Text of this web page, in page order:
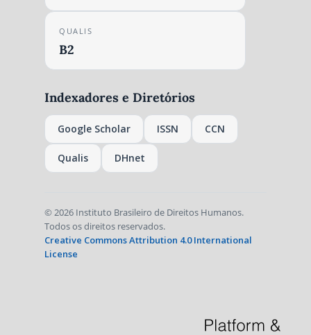
QUALIS
B2
Indexadores e Diretórios
Google Scholar ISSN CCN
Qualis DHnet
© 2026 Instituto Brasileiro de Direitos Humanos.
Todos os direitos reservados.
Creative Commons Attribution 4.0 International
License